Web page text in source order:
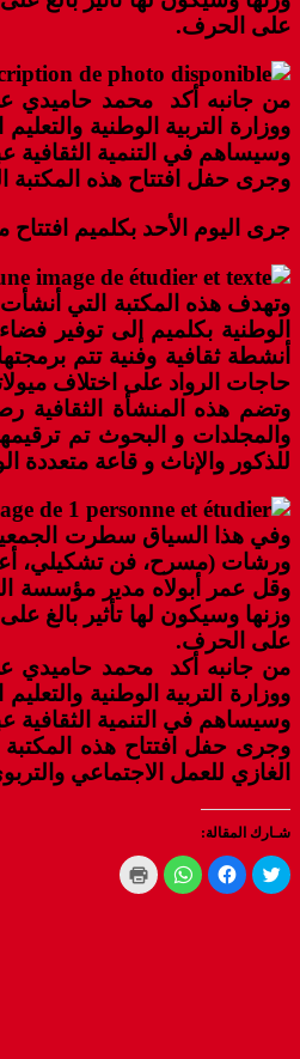
على الحرف.
من جانبه أكد محمد حاميدي
ووزارة التربية الوطنية
وسيساهم في التنمية
وجرى حفل افتتاح هذه المكتبة
جرى اليوم الأحد بكلميم افتتاح
وتهدف هذه المكتبة التي أنشأت
الوطنية بكلميم إلى توفير
أنشطة ثقافية وفنية تتم
حاجات الرواد على اختلاف
والمجلدات و البحوث تم
للذكور والإناث و قاعة
وفي هذا السياق سطرت
ورشات (مسرح، فن تشكيلي،
وقل عمر أبولاه مدير مؤسسة
على الحرف.
من جانبه أكد محمد حاميدي
ووزارة التربية الوطنية
وسيساهم في التنمية
وجرى حفل افتتاح هذه المكتبة
الغازي للعمل الاجتماعي
شـارك المقالة:
Click
to
share
Click
to
share
Click
to
share
Click
to